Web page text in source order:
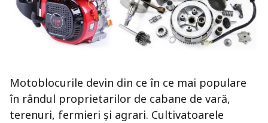
Motoblocurile devin din ce în ce mai populare
în rândul proprietarilor de cabane de vară,
terenuri, fermieri și agrari. Cultivatoarele